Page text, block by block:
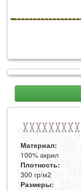
Материал:
100% акрил
Плотность:
300 гр/м2
Размеры: